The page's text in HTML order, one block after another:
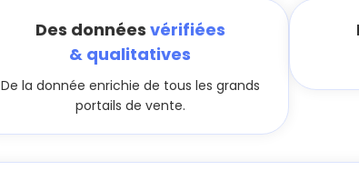
Des données vérifiées
& qualitatives
De la donnée enrichie de tous les grands
portails de vente.